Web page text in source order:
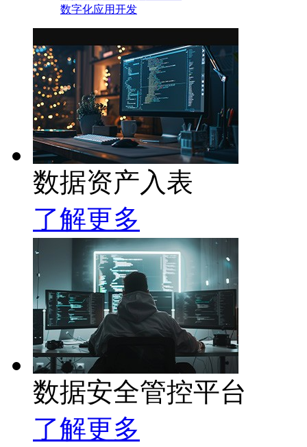
数字化应用开发
数据资产入表
了解更多
数据安全管控平台
了解更多